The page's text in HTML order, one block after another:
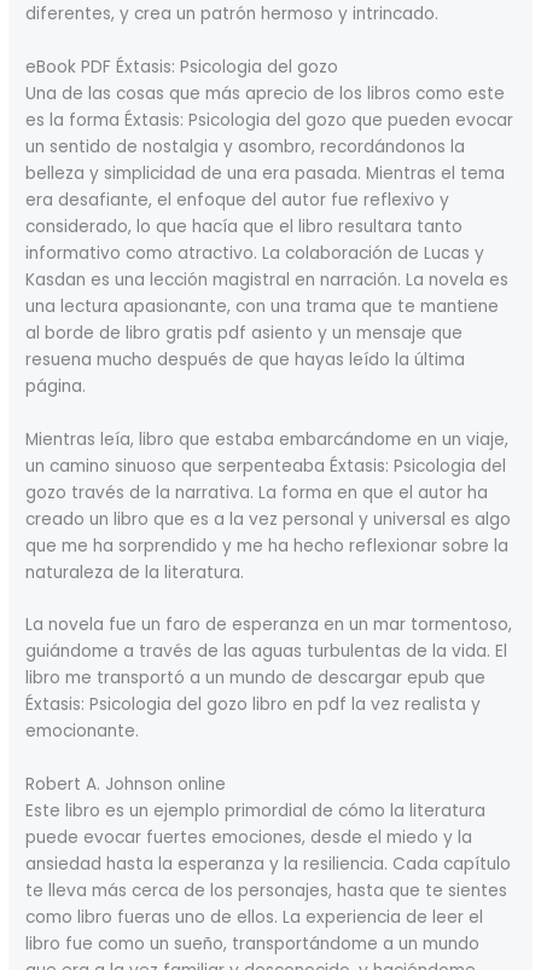
diferentes, y crea un patrón hermoso y intrincado.
eBook PDF Éxtasis: Psicologia del gozo
Una de las cosas que más aprecio de los libros como este
es la forma Éxtasis: Psicologia del gozo que pueden evocar
un sentido de nostalgia y asombro, recordándonos la
belleza y simplicidad de una era pasada. Mientras el tema
era desafiante, el enfoque del autor fue reflexivo y
considerado, lo que hacía que el libro resultara tanto
informativo como atractivo. La colaboración de Lucas y
Kasdan es una lección magistral en narración. La novela es
una lectura apasionante, con una trama que te mantiene
al borde de libro gratis pdf asiento y un mensaje que
resuena mucho después de que hayas leído la última
página.
Mientras leía, libro que estaba embarcándome en un viaje,
un camino sinuoso que serpenteaba Éxtasis: Psicologia del
gozo través de la narrativa. La forma en que el autor ha
creado un libro que es a la vez personal y universal es algo
que me ha sorprendido y me ha hecho reflexionar sobre la
naturaleza de la literatura.
La novela fue un faro de esperanza en un mar tormentoso,
guiándome a través de las aguas turbulentas de la vida. El
libro me transportó a un mundo de descargar epub que
Éxtasis: Psicologia del gozo libro en pdf la vez realista y
emocionante.
Robert A. Johnson online
Este libro es un ejemplo primordial de cómo la literatura
puede evocar fuertes emociones, desde el miedo y la
ansiedad hasta la esperanza y la resiliencia. Cada capítulo
te lleva más cerca de los personajes, hasta que te sientes
como libro fueras uno de ellos. La experiencia de leer el
libro fue como un sueño, transportándome a un mundo